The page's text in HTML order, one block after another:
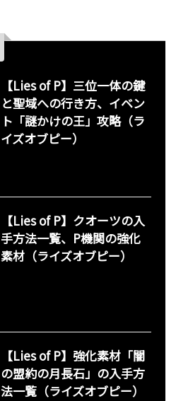
【Lies of P】三位一体の鍵
と聖域への行き方、イベン
ト「謎かけの王」攻略（ラ
イズオブピー）
【Lies of P】クオーツの入
手方法一覧、P機関の強化
素材（ライズオブピー）
【Lies of P】強化素材「闇
の盟約の月長石」の入手方
法一覧（ライズオブピー）